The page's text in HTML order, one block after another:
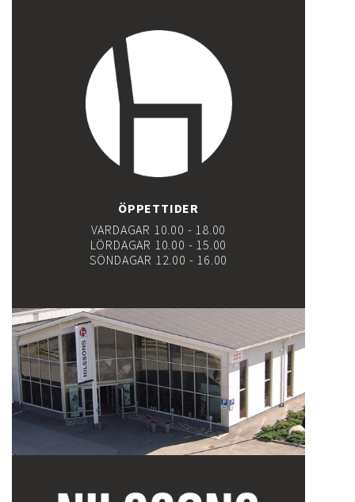
ÖPPETTIDER
VARDAGAR 10.00 - 18.00
LÖRDAGAR 10.00 - 15.00
SÖNDAGAR 12.00 - 16.00